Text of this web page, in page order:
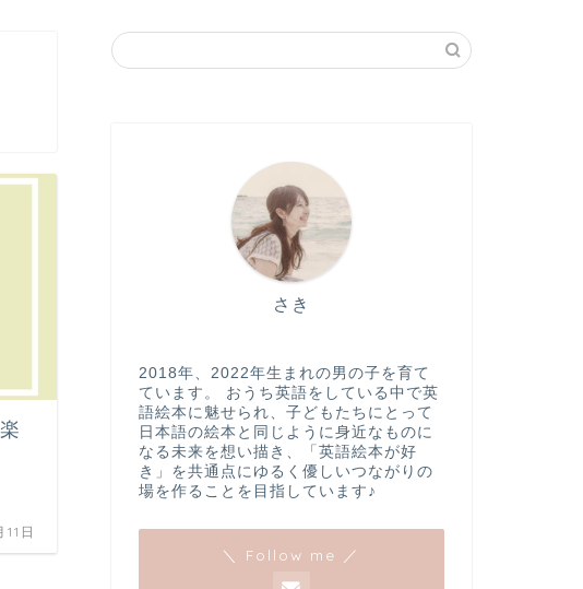
日
さき
2018年、2022年生まれの男の子を育て
ています。 おうち英語をしている中で英
語絵本に魅せられ、子どもたちにとって
日本語の絵本と同じように身近なものに
なる未来を想い描き、「英語絵本が好
き」を共通点にゆるく優しいつながりの
場を作ることを目指しています♪
＼ Follow me ／